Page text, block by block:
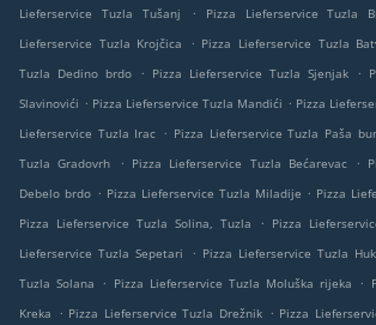
Lieferservice Tuzla Tušanj
. Pizza Lieferservice Tuzla
Lieferservice Tuzla Krojčica
. Pizza Lieferservice Tuzla
Tuzla Dedino brdo
. Pizza Lieferservice Tuzla Sjenjak .
Slavinovići . Pizza Lieferservice Tuzla Mandići . Pizza
Lieferservice Tuzla Irac . Pizza Lieferservice Tuzla Paša
Tuzla Gradovrh
. Pizza Lieferservice Tuzla Bećarevac .
Debelo brdo . Pizza Lieferservice Tuzla Miladije . Pizza
Pizza Lieferservice Tuzla Solina, Tuzla
. Pizza
Lieferservice Tuzla Sepetari
. Pizza Lieferservice Tuzla
Tuzla Solana
. Pizza Lieferservice Tuzla Moluška rijeka .
Kreka
. Pizza Lieferservice Tuzla Drežnik . Pizza